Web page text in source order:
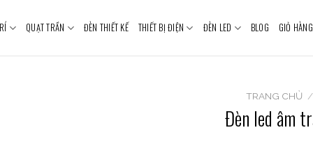
QUẠT TRẦN ĐÈN THIẾT KẾ THIẾT BỊ ĐIỆN ĐÈN LED BLOG GIỎ HÀNG
TRANG CHỦ /
Đèn led âm